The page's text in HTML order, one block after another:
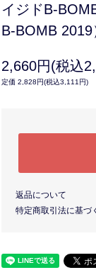
イジドB-
B-BOMB 2019
2,660円(税込
定価 2,828円(税込3,111円)
返品について
特定商取引法に基づ